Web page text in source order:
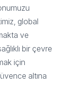
global
ve
bir çevre
için
altına